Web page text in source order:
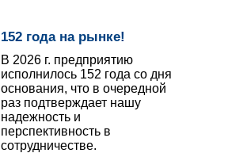
152 года на рынке!
В 2026 г. предприятию
исполнилось 152 года со дня
основания, что в очередной
раз подтверждает нашу
надежность и
перспективность в
сотрудничестве.